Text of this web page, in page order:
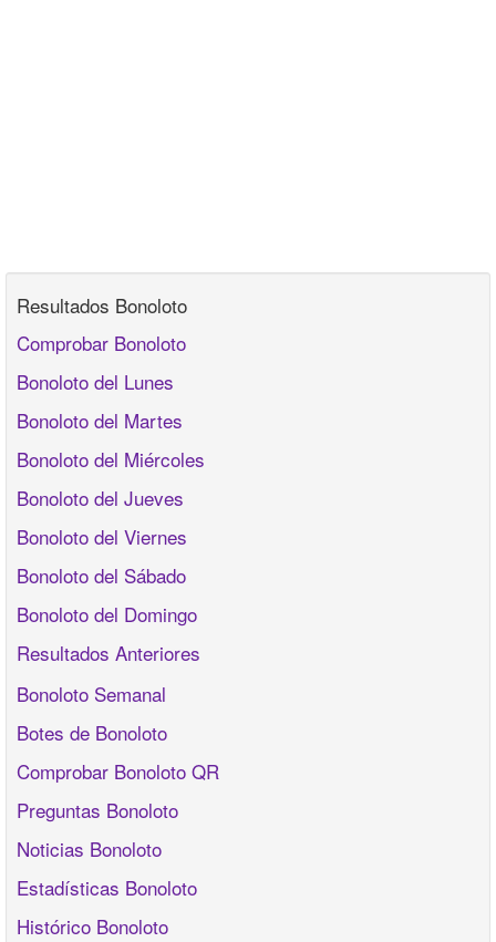
Resultados Bonoloto
Comprobar Bonoloto
Bonoloto del Lunes
Bonoloto del Martes
Bonoloto del Miércoles
Bonoloto del Jueves
Bonoloto del Viernes
Bonoloto del Sábado
Bonoloto del Domingo
Resultados Anteriores
Bonoloto Semanal
Botes de Bonoloto
Comprobar Bonoloto QR
Preguntas Bonoloto
Noticias Bonoloto
Estadísticas Bonoloto
Histórico Bonoloto